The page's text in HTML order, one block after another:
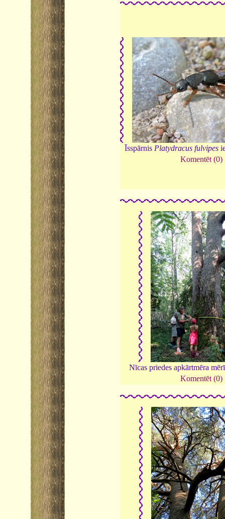
Īsspārnis Platydracus fulvipes
Komentēt (0)
Nīcas priedes apkārtmēra
Komentēt (0)